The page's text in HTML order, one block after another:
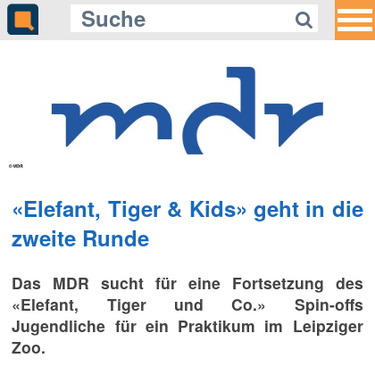
«Elefant, Tiger & Kids» geht in die
zweite Runde
Das MDR sucht für eine Fortsetzung des
«Elefant, Tiger und Co.» Spin-offs
Jugendliche für ein Praktikum im Leipziger
Zoo.